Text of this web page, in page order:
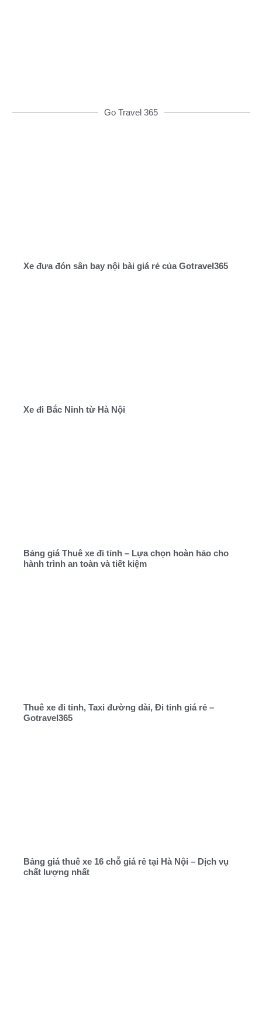
Go Travel 365
Xe đưa đón sân bay nội bài giá rẻ của Gotravel365
Xe đi Bắc Ninh từ Hà Nội
Bảng giá Thuê xe đi tỉnh – Lựa chọn hoàn hảo cho
hành trình an toàn và tiết kiệm
Thuê xe đi tỉnh, Taxi đường dài, Đi tỉnh giá rẻ –
Gotravel365
Bảng giá thuê xe 16 chỗ giá rẻ tại Hà Nội – Dịch vụ
chất lượng nhất